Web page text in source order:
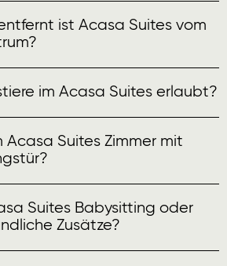
ist Acasa Suites vom
im Acasa Suites erlaubt?
Acasa Suites Zimmer mit
Suites Babysitting oder
Zusätze?